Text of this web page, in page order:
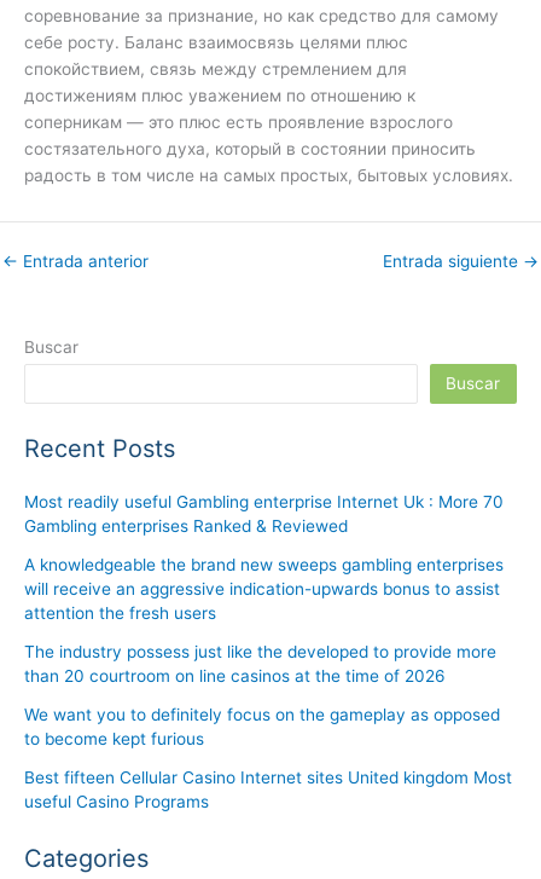
соревнование за признание, но как средство для самому
себе росту. Баланс взаимосвязь целями плюс
спокойствием, связь между стремлением для
достижениям плюс уважением по отношению к
соперникам — это плюс есть проявление взрослого
состязательного духа, который в состоянии приносить
радость в том числе на самых простых, бытовых условиях.
← Entrada anterior Entrada siguiente →
Buscar
Buscar
Recent Posts
Most readily useful Gambling enterprise Internet Uk : More 70
Gambling enterprises Ranked & Reviewed
A knowledgeable the brand new sweeps gambling enterprises
will receive an aggressive indication-upwards bonus to assist
attention the fresh users
The industry possess just like the developed to provide more
than 20 courtroom on line casinos at the time of 2026
We want you to definitely focus on the gameplay as opposed
to become kept furious
Best fifteen Cellular Casino Internet sites United kingdom Most
useful Casino Programs
Categories